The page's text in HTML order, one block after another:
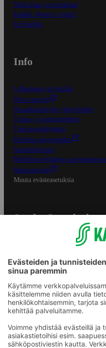
Näin tilaat ja muokkaat
Kaikki ohjeet ja vinkit
In English
Info
S-Business yrityksille
Oiva-raportit
Osuuskauppojen yhteystiedot
Tilaus- ja toimitusehdot
Tietosuojakäytäntö
Palvelun käyttöehdot
Saavutettavuus
Mobiilisovelluksen
Mainostajalle
Muuta evästeasetuksia
S-ryhmän palvelut
Yhteishyvä Ruoka -sovellus
Prisma.fi
Sokos.fi
S-Pankki
Sokos Hotels
Raflaamo